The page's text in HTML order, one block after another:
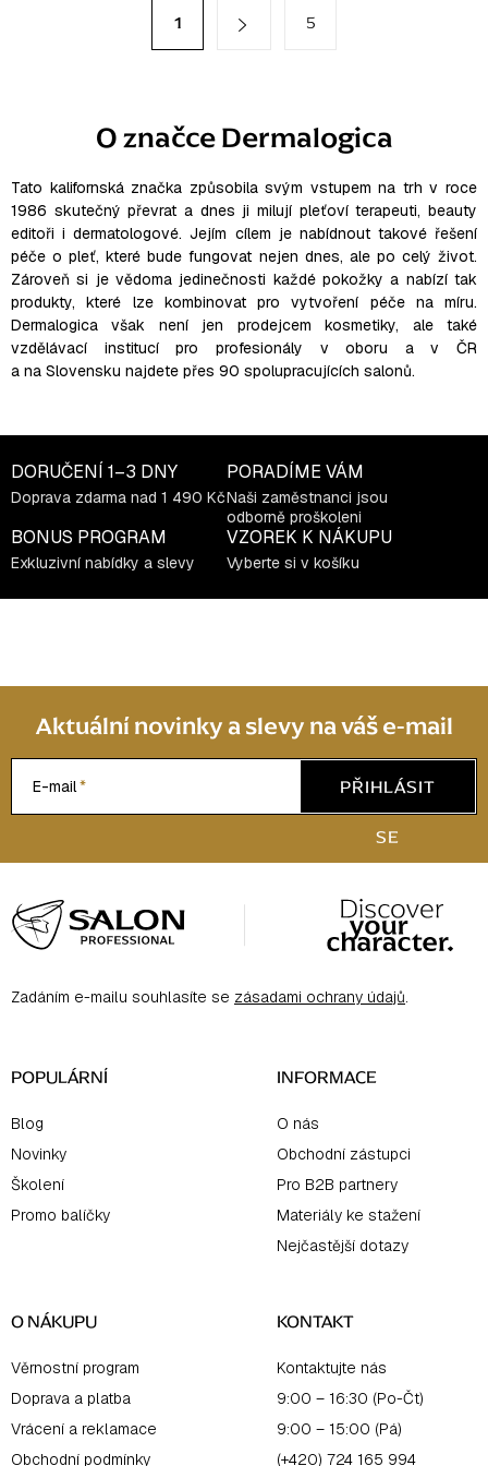
v
k
y
v
ý
p
i
s
n
í
1 5
O značce Dermalogica
Tato kalifornská značka způsobila svým vstupem na trh v roce
1986 skutečný převrat a dnes ji milují pleťoví terapeuti, beauty
editoři i dermatologové. Jejím cílem je nabídnout takové řešení
péče o pleť, které bude fungovat nejen dnes, ale po celý život.
Zároveň si je vědoma jedinečnosti každé pokožky a nabízí tak
produkty, které lze kombinovat pro vytvoření péče na míru.
Dermalogica však není jen prodejcem kosmetiky, ale také
vzdělávací institucí pro profesionály v oboru a v ČR
a na Slovensku najdete přes 90 spolupracujících salonů.
DORUČENÍ 1–3 DNY
Doprava zdarma nad 1 490 Kč
PORADÍME VÁM
Naši zaměstnanci jsou
odborně proškoleni
BONUS PROGRAM
Exkluzivní nabídky a slevy
VZOREK K NÁKUPU
Vyberte si v košíku
Aktuální novinky a slevy na váš e-mail
E-mail
PŘIHLÁSIT
SE
á
p
aZadáním e-mailu souhlasíte se zásadami ochrany údajů.
POPULÁRNÍ
Blog
Novinky
Školení
Promo balíčky
INFORMACE
O nás
Obchodní zástupci
Pro B2B partnery
Materiály ke stažení
Nejčastější dotazy
O NÁKUPU
Věrnostní program
Doprava a platba
Vrácení a reklamace
Obchodní podmínky
KONTAKT
Kontaktujte nás
9:00 – 16:30 (Po-Čt)
9:00 – 15:00 (Pá)
(+420) 724 165 994